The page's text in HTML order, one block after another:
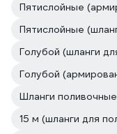
Пятислойные
Пятислойные
Голубой (шланги
Голубой
Шланги
15 м (шланги для